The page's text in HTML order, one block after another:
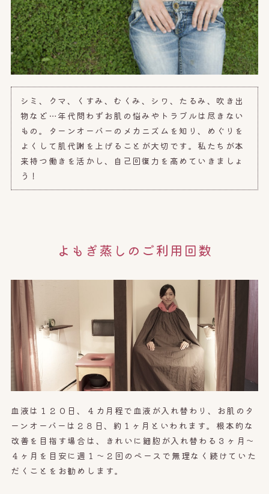
シミ、クマ、くすみ、むくみ、シワ、たるみ、吹き出
物など…年代問わずお肌の悩みやトラブルは尽きない
もの。
ターンオーバーのメカニズムを知り、めぐりを
よくして 肌代謝を上げることが大切です。 私たちが本
来持つ働きを活かし、自己回復力を高めていきましょ
う！
よもぎ蒸しのご利用回数
血液は１２０日、
４カ月程で血液が入れ替わり、お肌のタ
ーンオーバーは２８日、約１ヶ月といわれます。 根本的な
改善を目指す場合は、
きれいに細胞が入れ替わる ３ヶ月〜
４ヶ月を目安に 週１～２回のペースで無理なく 続けていた
だくことを お勧めします。